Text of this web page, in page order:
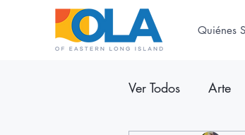
Quiénes
Ver Todos Arte